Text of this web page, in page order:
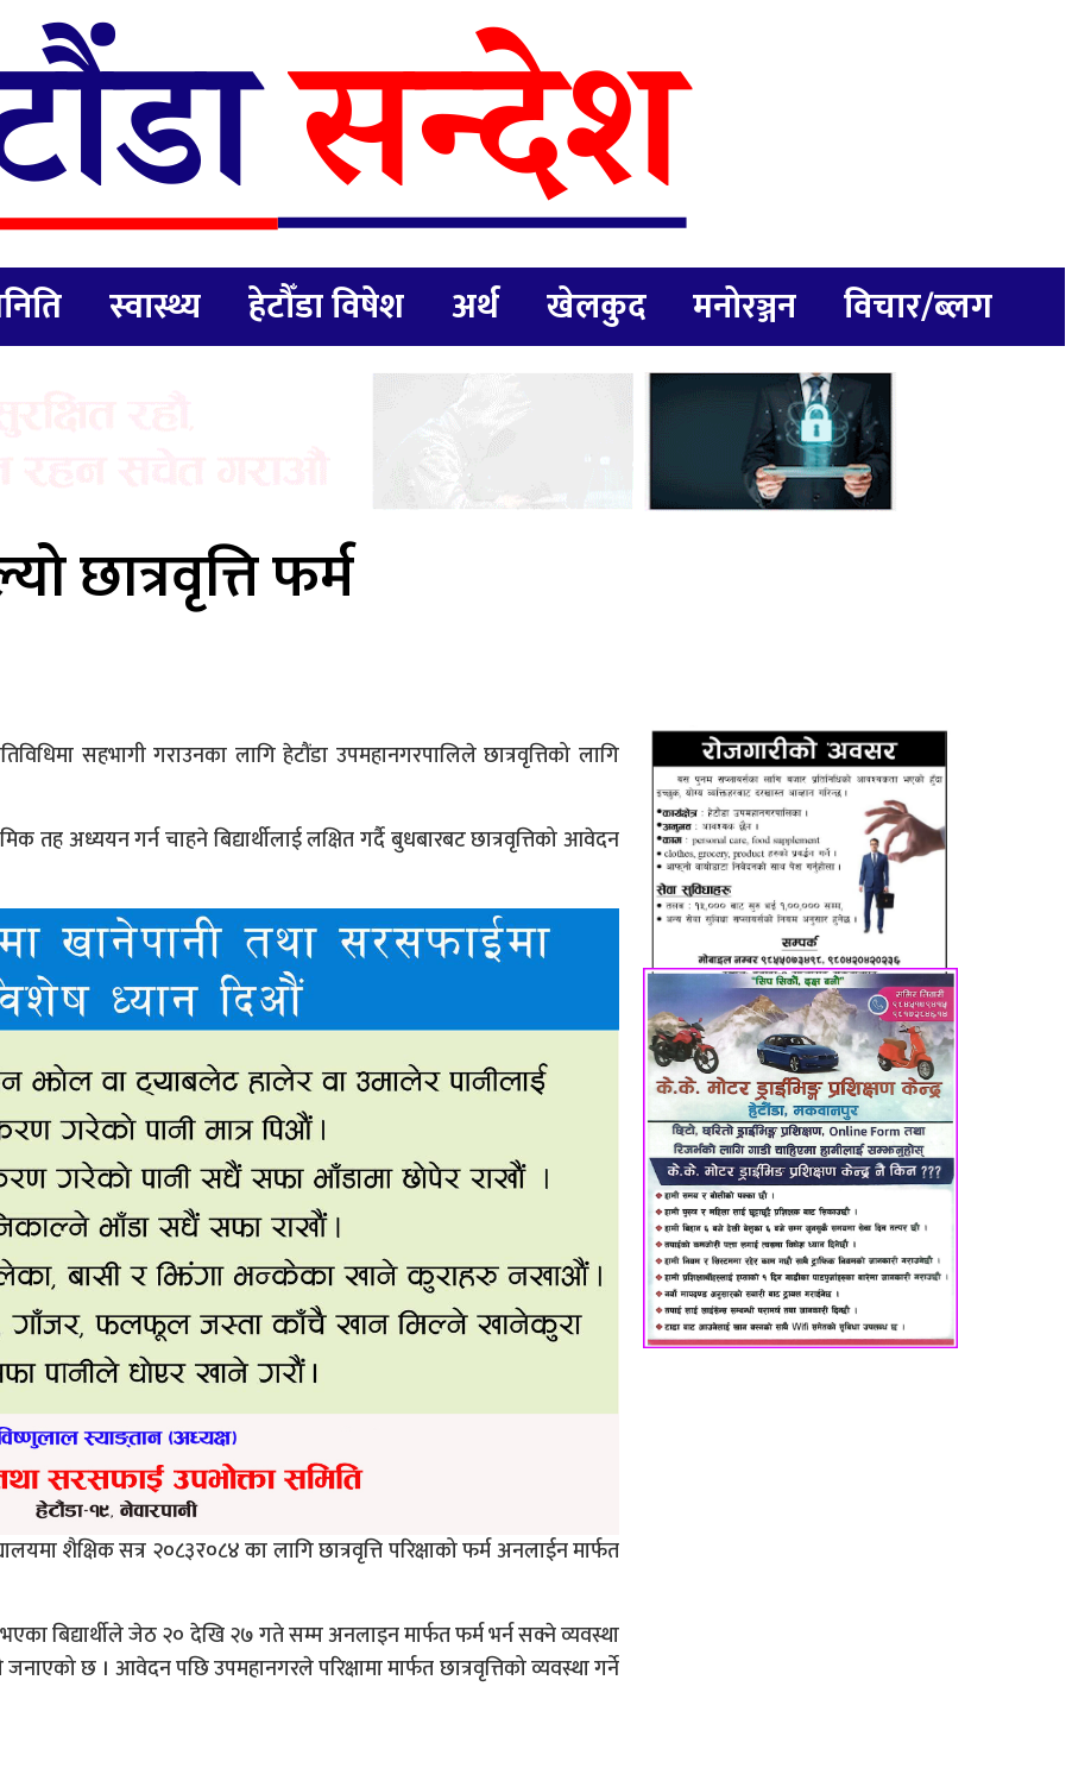
स्वास्थ्य हेटौँडा विषेश अर्थ खेलकुद मनोरञ्जन विचार/ब्लग
छात्रवृत्ति फर्म
सहभागी गराउनका लागि हेटौंडा उपमहानगरपालिले छात्रवृत्तिको लागि
तह अध्ययन गर्न चाहने बिद्यार्थीलाई लक्षित गर्दै बुधबारबट छात्रवृत्तिको आवेदन
शैक्षिक सत्र २०८३र०८४ का लागि छात्रवृत्ति परिक्षाको फर्म अनलाईन मार्फत
बिद्यार्थीले जेठ २० देखि २७ गते सम्म अनलाइन मार्फत फर्म भर्न सक्ने व्यवस्था
छ । आवेदन पछि उपमहानगरले परिक्षामा मार्फत छात्रवृत्तिको व्यवस्था गर्ने